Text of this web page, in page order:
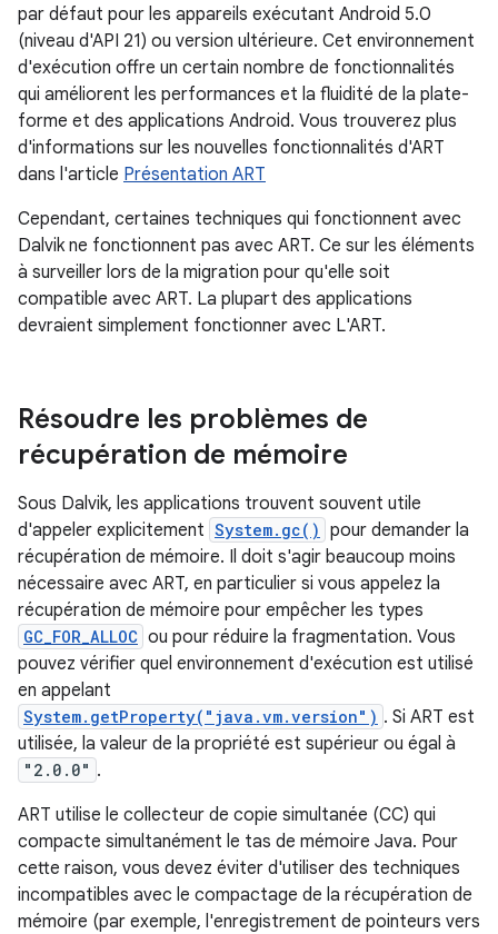
par défaut pour les appareils exécutant Android 5.0
(niveau d'API 21) ou version ultérieure. Cet environnement
d'exécution offre un certain nombre de fonctionnalités
qui améliorent les performances et la fluidité de la plate-
forme et des applications Android. Vous trouverez plus
d'informations sur les nouvelles fonctionnalités d'ART
dans l'article Présentation ART
Cependant, certaines techniques qui fonctionnent avec
Dalvik ne fonctionnent pas avec ART. Ce sur les éléments
à surveiller lors de la migration pour qu'elle soit
compatible avec ART. La plupart des applications
devraient simplement fonctionner avec L'ART.
Résoudre les problèmes de
récupération de mémoire
Sous Dalvik, les applications trouvent souvent utile
d'appeler explicitement System.gc() pour demander la
récupération de mémoire. Il doit s'agir beaucoup moins
nécessaire avec ART, en particulier si vous appelez la
récupération de mémoire pour empêcher les types
GC_FOR_ALLOC ou pour réduire la fragmentation. Vous
pouvez vérifier quel environnement d'exécution est utilisé
en appelant
System.getProperty("java.vm.version") . Si ART est
utilisée, la valeur de la propriété est supérieur ou égal à
"2.0.0" .
ART utilise le collecteur de copie simultanée (CC) qui
compacte simultanément le tas de mémoire Java. Pour
cette raison, vous devez éviter d'utiliser des techniques
incompatibles avec le compactage de la récupération de
mémoire (par exemple, l'enregistrement de pointeurs vers